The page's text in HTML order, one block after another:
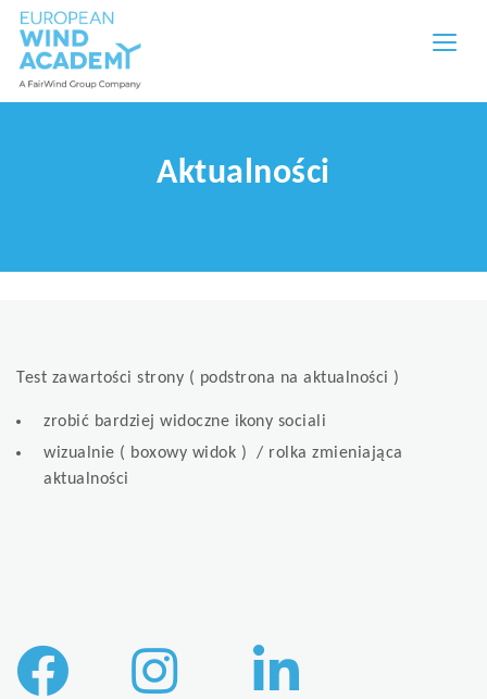
Aktualności
Test zawartości strony ( podstrona na aktualności )
zrobić bardziej widoczne ikony sociali
wizualnie ( boxowy widok ) / rolka zmieniająca
aktualności